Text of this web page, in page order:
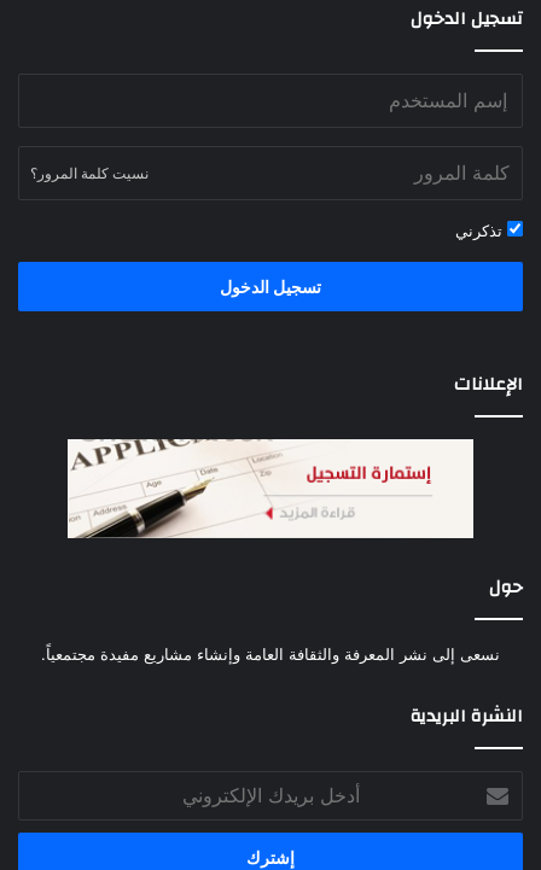
تسجيل الدخول
نسيت كلمة المرور؟
تذكرني
تسجيل الدخول
الإعلانات
حول
نسعى إلى نشر المعرفة والثقافة العامة وإنشاء مشاريع مفيدة مجتمعياً.
النشرة البريدية